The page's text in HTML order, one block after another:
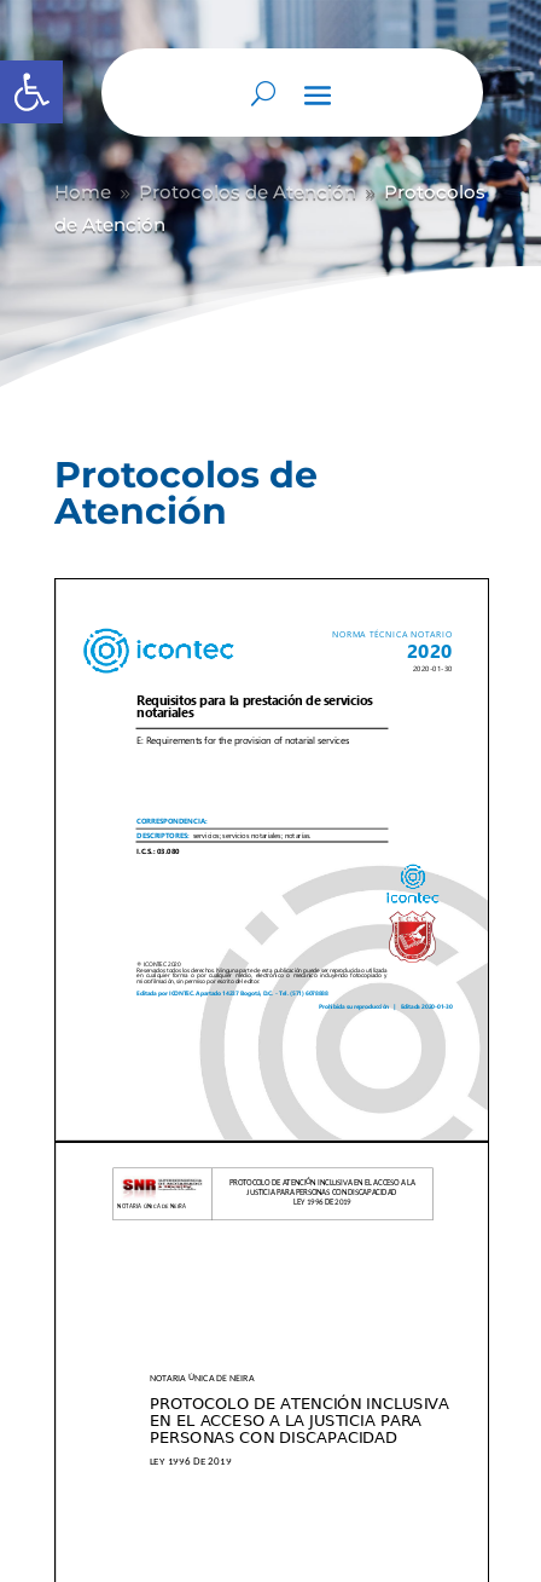
Abrir barra de herramientas
Home 9 Protocolos de Atención 9 Protocolos
de Atención
Protocolos de
Atención